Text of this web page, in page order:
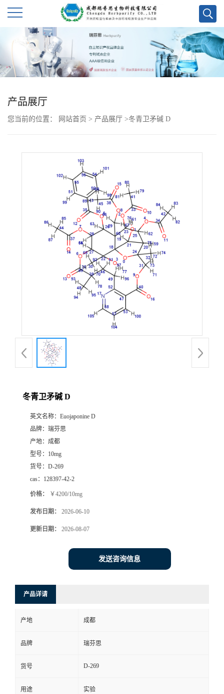
产
式
产品展厅
您当前的位置： 网站首页 > 产品展厅 >冬青卫矛碱 D
冬青卫矛碱 D
英文名称： Euojaponine D
品牌： 瑞芬思
产地： 成都
型号： 10mg
货号： D-269
cas： 128397-42-2
价格： ￥4200/10mg
发布日期： 2026-06-10
更新日期： 2026-08-07
发送咨询信息
产品详请
产地 成都
品牌 瑞芬思
货号 D-269
用途 实验